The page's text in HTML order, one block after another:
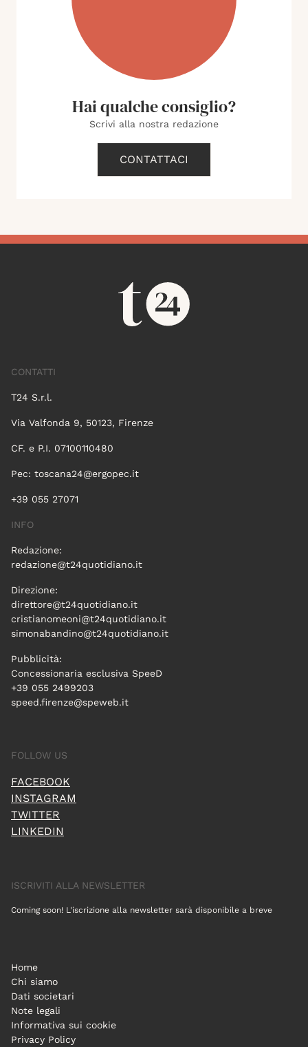
Hai qualche consiglio?
Scrivi alla nostra redazione
CONTATTACI
CONTATTI
T24 S.r.l.
Via Valfonda 9, 50123, Firenze
CF. e P.I. 07100110480
Pec: toscana24@ergopec.it
+39 055 27071
INFO
Redazione:
redazione@t24quotidiano.it
Direzione:
direttore@t24quotidiano.it
cristianomeoni@t24quotidiano.it
simonabandino@t24quotidiano.it
Pubblicità:
Concessionaria esclusiva SpeeD
+39 055 2499203
speed.firenze@speweb.it
FOLLOW US
FACEBOOK
INSTAGRAM
TWITTER
LINKEDIN
ISCRIVITI ALLA NEWSLETTER
Coming soon! L'iscrizione alla newsletter sarà disponibile a breve
Home
Chi siamo
Dati societari
Note legali
Informativa sui cookie
Privacy Policy